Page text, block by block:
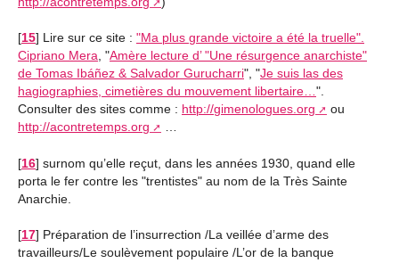
[15] Lire sur ce site : "Ma plus grande victoire a été la truelle".
Cipriano Mera, "Amère lecture d’ "Une résurgence anarchiste"
de Tomas Ibáñez & Salvador Gurucharri", "Je suis las des
hagiographies, cimetières du mouvement libertaire…".
Consulter des sites comme : http://gimenologues.org
ou
http://acontretemps.org
…
[16] surnom qu’elle reçut, dans les années 1930, quand elle
porta le fer contre les "trentistes" au nom de la Très Sainte
Anarchie.
[17] Préparation de l’insurrection /La veillée d’arme des
travailleurs/Le soulèvement populaire /L’or de la banque